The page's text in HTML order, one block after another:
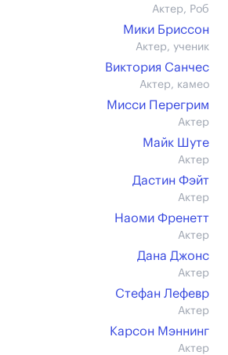
Актер, Роб
Мики Бриссон
Актер, ученик
Виктория Санчес
Актер, камео
Мисси Перегрим
Актер
Майк Шуте
Актер
Дастин Фэйт
Актер
Наоми Френетт
Актер
Дана Джонс
Актер
Стефан Лефевр
Актер
Карсон Мэннинг
Актер